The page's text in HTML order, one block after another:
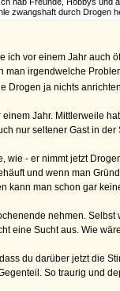
zwangshaft durch Drogen
ich vor einem Jahr auch
man irgendwelche
Drogen ja nichts
einem Jahr. Mittlerweile
nur seltener Gast in der
wie - er nimmt jetzt
und wenn man
kann man schon gar
nehmen.
eine Sucht aus. Wie
du darüber jetzt die
So traurig und